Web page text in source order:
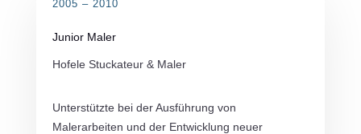
2005 – 2010
Junior Maler
Hofele Stuckateur & Maler
Unterstützte bei der Ausführung von
Malerarbeiten und der Entwicklung neuer